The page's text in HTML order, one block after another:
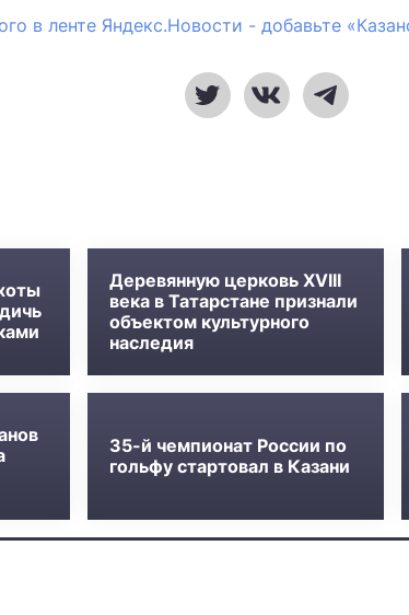
в ленте Яндекс.Новости - добавьте
Деревянную церковь XVIII
века в Татарстане признали
объектом культурного
наследия
35-й чемпионат России по
гольфу стартовал в Казани